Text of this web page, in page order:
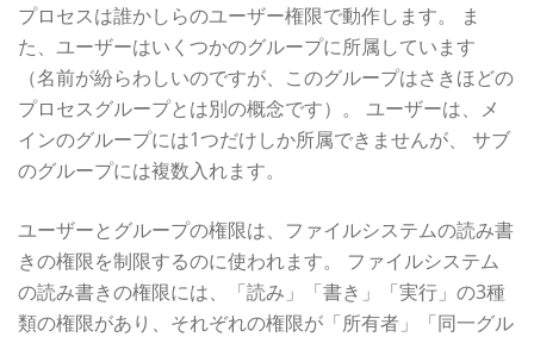
プロセスは誰かしらのユーザー権限で動作します。 ま
た、ユーザーはいくつかのグループに所属しています
（名前が紛らわしいのですが、このグループはさきほどの
プロセスグループとは別の概念です）。 ユーザーは、メ
インのグループには1つだけしか所属できませんが、 サブ
のグループには複数入れます。
ユーザーとグループの権限は、ファイルシステムの読み書
きの権限を制限するのに使われます。 ファイルシステム
の読み書きの権限には、「読み」「書き」「実行」の3種
類の権限があり、それぞれの権限が「所有者」「同一グル